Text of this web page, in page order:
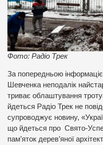
Фото: Радіо Трек
За попередньою
Шевченка неподалік
триває облаштування
йдеться Радіо Трек не
супроводжує новину,
що йдеться про Свято-
пам’яток дерев’яної